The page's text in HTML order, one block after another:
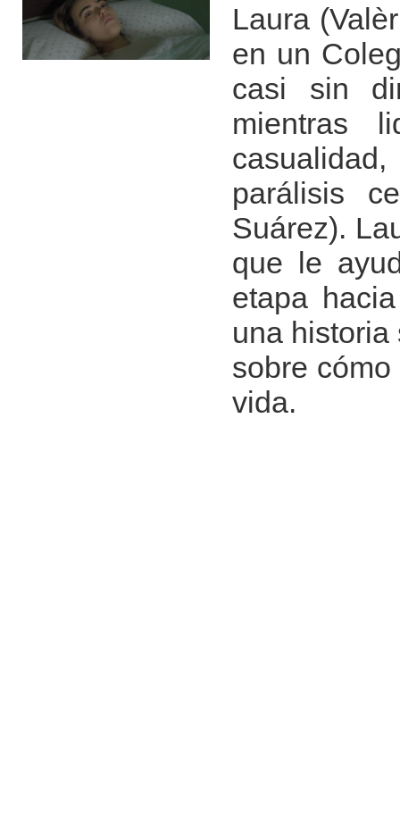
Laura
en un
casi sin
mientras
parálisis
Suárez).
que le
etapa
una
sobre
vida.